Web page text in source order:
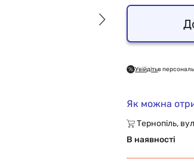
Увійдітьв
Як можна
Тернопіль,
В наявності